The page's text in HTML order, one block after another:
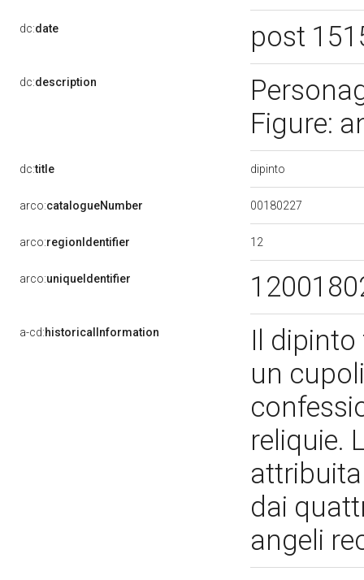
dc:date post
dc:description
Figure:
dc:title dipinto
arco:catalogueNumber 00180227
arco:regionIdentifier 12
arco:uniqueIdentifier
a-cd:historicalInformation
Il dipinto
un
reliquie.
dai
angeli